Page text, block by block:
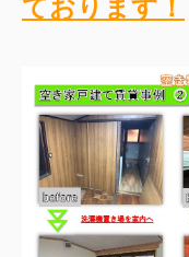
ております！